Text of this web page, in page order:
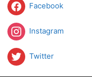
Facebook
Instagram
Twitter